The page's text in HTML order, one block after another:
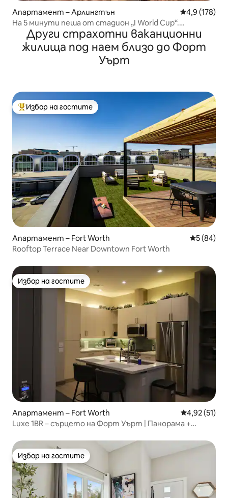
Апартамент – Арлингтън Средна
4,9 (178)
На 5 минути пеша от стадион „I World Cup“.
Безплатен паркинг
Други страхотни ваканционни
жилища под наем близо до Форт
Уърт
Най-популярен избор на гостите
Избор на гостите
Апартамент – Fort Worth Средна
5 (84)
Rooftop Terrace Near Downtown Fort Worth
Избор на гостите
Избор на гостите
Апартамент – Fort Worth Средна
4,92 (51)
Luxe 1BR – сърцето на Форт Уърт | Панорама +
Избор на гостите
Избор на гостите